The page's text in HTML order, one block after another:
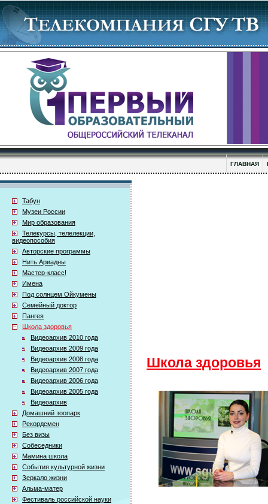
ГЛАВНАЯ
Табун
Музеи России
Мир образования
Телекурсы, телелекции,
видеопособия
Авторские программы
Нить Ариадны
Мастер-класс!
Имена
Под солнцем Ойкумены
Семейный доктор
Пангея
Школа здоровья
Видеоархив 2010 года
Видеоархив 2009 года
Видеоархив 2008 года
Видеоархив 2007 года
Видеоархив 2006 года
Видеоархив 2005 года
Видеоархив
Домашний зоопарк
Рекордсмен
Без визы
Собеседники
Мамина школа
События культурной жизни
Зеркало жизни
Альма-матер
Фестиваль российской науки
Школа здоровья